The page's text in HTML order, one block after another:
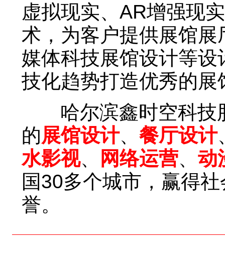
虚拟现实、AR增强现
术，为客户提供展馆
媒体科技展馆设计等
技化趋势打造优秀的展
哈尔滨鑫时空科技
的展馆设计、 餐厅设计
水影视、 网络运营、 动
国30多个城市，赢得
誉。